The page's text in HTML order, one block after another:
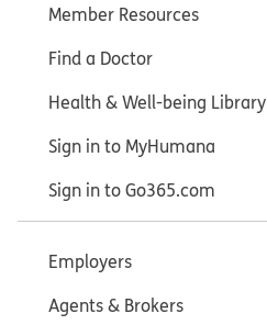
Member Resources
Find a Doctor
Health & Well-being Library
Sign in to MyHumana
Sign in to Go365.com
Employers
Agents & Brokers